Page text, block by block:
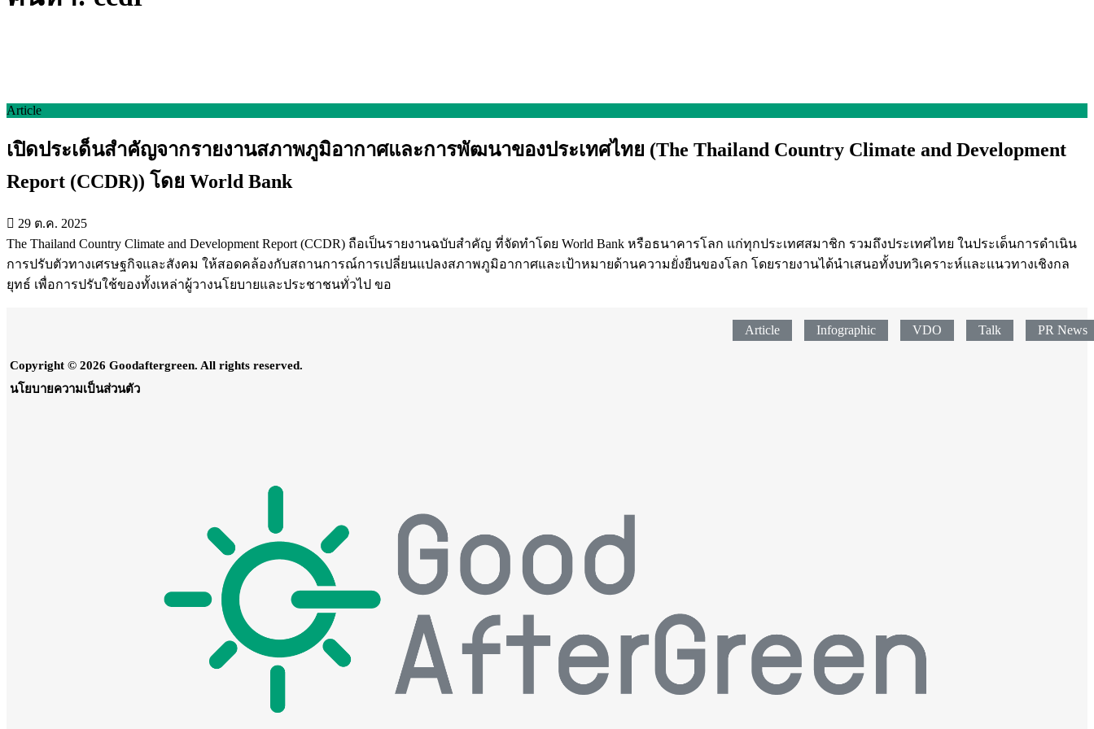
Article
เปิดประเด็นสำคัญจากรายงานสภาพภูมิอากาศและการพัฒนาของประเทศไทย (The Thailand Country Climate and Development
Report (CCDR)) โดย World Bank
29 ต.ค. 2025
The Thailand Country Climate and Development Report (CCDR) ถือเป็นรายงานฉบับสำคัญ ที่จัดทำโดย World Bank หรือธนาคารโลก แก่ทุกประเทศสมาชิก รวมถึงประเทศไทย ในประเด็นการดำเนิน
การปรับตัวทางเศรษฐกิจและสังคม ให้สอดคล้องกับสถานการณ์การเปลี่ยนแปลงสภาพภูมิอากาศและเป้าหมายด้านความยั่งยืนของโลก โดยรายงานได้นำเสนอทั้งบทวิเคราะห์และแนวทางเชิงกล
ยุทธ์ เพื่อการปรับใช้ของทั้งเหล่าผู้วางนโยบายและประชาชนทั่วไป ขอ
Article Infographic VDO Talk PR News
Copyright © 2026 Goodaftergreen. All rights reserved.
นโยบายความเป็นส่วนตัว